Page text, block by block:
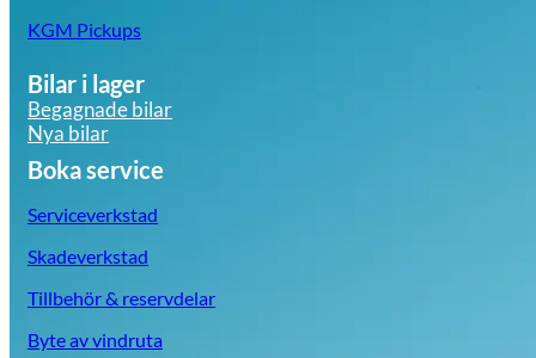
KGM Pickups
Bilar i lager
Begagnade bilar
Nya bilar
Boka service
Serviceverkstad
Skadeverkstad
Tillbehör & reservdelar
Byte av vindruta